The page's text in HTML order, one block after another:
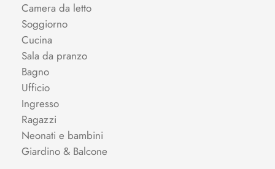
Camera da letto
Soggiorno
Cucina
Sala da pranzo
Bagno
Ufficio
Ingresso
Ragazzi
Neonati e bambini
Giardino & Balcone